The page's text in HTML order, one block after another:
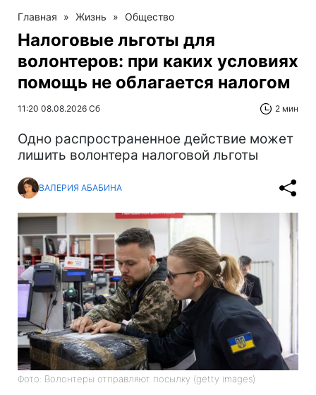
Главная » Жизнь » Общество
Налоговые льготы для
волонтеров: при каких условиях
помощь не облагается налогом
11:20 08.08.2026 Сб 2 мин
Одно распространенное действие может
лишить волонтера налоговой льготы
ВАЛЕРИЯ АБАБИНА
Фото: Волонтеры отправляют посылку (getty images)